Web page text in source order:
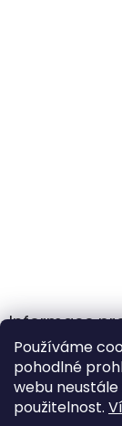
Používáme
pohodlné
webu
použitelnost.
Informace
Obchodní
Podmínky